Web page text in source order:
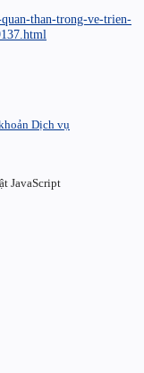
than-trong-ve-trien-
Dịch vụ
JavaScript